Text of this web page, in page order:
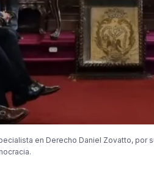
en Derecho Daniel Zovatto,